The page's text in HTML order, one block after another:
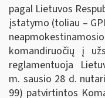
pagal Lietuvos
įstatymo (toliau –
komandiruočių į
reglamentuoja
m. sausio 28 d.
99) patvirtintos